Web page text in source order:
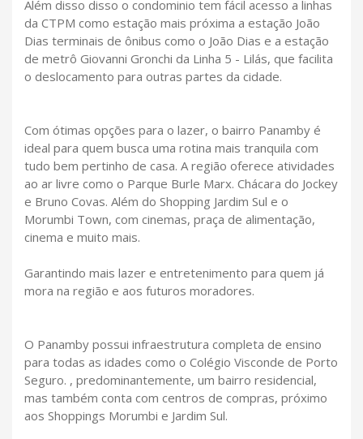
Além disso disso o condominio tem fácil acesso a linhas
da CTPM como estação mais próxima a estação João
Dias terminais de ônibus como o João Dias e a estação
de metrô Giovanni Gronchi da Linha 5 - Lilás, que facilita
o deslocamento para outras partes da cidade.
Com ótimas opções para o lazer, o bairro Panamby é
ideal para quem busca uma rotina mais tranquila com
tudo bem pertinho de casa. A região oferece atividades
ao ar livre como o Parque Burle Marx. Chácara do Jockey
e Bruno Covas. Além do Shopping Jardim Sul e o
Morumbi Town, com cinemas, praça de alimentação,
cinema e muito mais.
Garantindo mais lazer e entretenimento para quem já
mora na região e aos futuros moradores.
O Panamby possui infraestrutura completa de ensino
para todas as idades como o Colégio Visconde de Porto
Seguro. , predominantemente, um bairro residencial,
mas também conta com centros de compras, próximo
aos Shoppings Morumbi e Jardim Sul.